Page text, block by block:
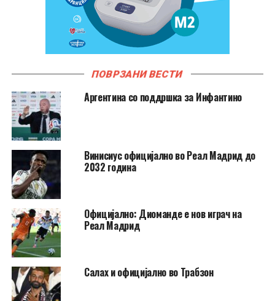
ПОВРЗАНИ ВЕСТИ
Аргентина со поддршка за Инфантино
Винисиус официјално во Реал Мадрид до
2032 година
Официјално: Диоманде е нов играч на
Реал Мадрид
Салах и официјално во Трабзон